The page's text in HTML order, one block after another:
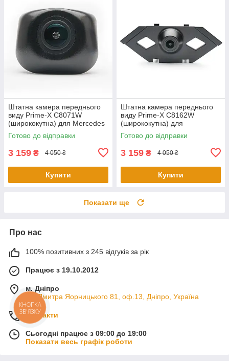
Штатна камера переднього
виду Prime-X С8071W
(ширококутна) для Mercedes
S-Class W222, V222, X222
2015-2017
Готово до відправки
3 159 ₴ 4 050 ₴
Купити
Штатна камера переднього
виду Prime-X C8162W
(ширококутна) для
Volkswagen Tiguan L 2016
2017
Готово до відправки
3 159 ₴ 4 050 ₴
Купити
Показати ще
Про нас
100% позитивних з 245 відгуків за рік
Працює з 19.10.2012
м. Дніпро
пр. Дмитра Яорницького 81, оф.13, Дніпро, Україна
Контакти
Сьогодні працює з 09:00 до 19:00
Показати весь графік роботи
КНОПКА
ЗВ'ЯЗКУ